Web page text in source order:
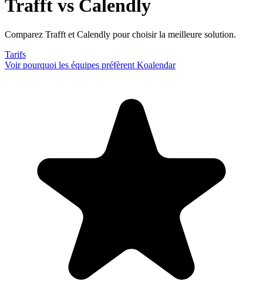
Trafft vs Calendly
Comparez Trafft et Calendly pour choisir la meilleure solution.
Tarifs
Voir pourquoi les équipes préfèrent Koalendar